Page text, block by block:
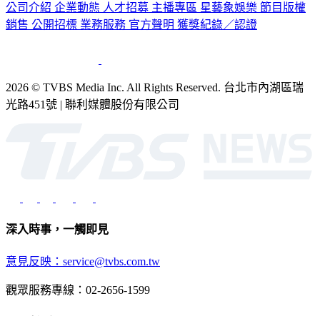
公司介紹 企業動態 人才招募 主播專區 星藝象娛樂 節目版權
銷售 公開招標 業務服務 官方聲明 獲獎紀錄／認證
2026 © TVBS Media Inc. All Rights Reserved. 台北市內湖區瑞
光路451號 | 聯利媒體股份有限公司
深入時事，一觸即見
意見反映：service@tvbs.com.tw
觀眾服務專線：02-2656-1599